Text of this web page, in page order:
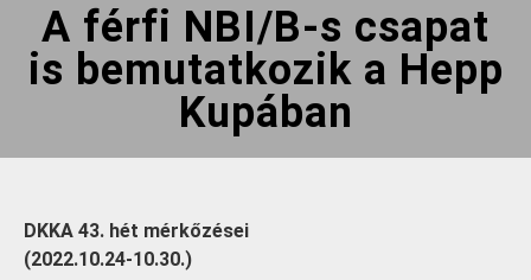
A férfi NBI/B-s csapat
is bemutatkozik a Hepp
Kupában
DKKA 43. hét mérkőzései
(2022.10.24-10.30.)